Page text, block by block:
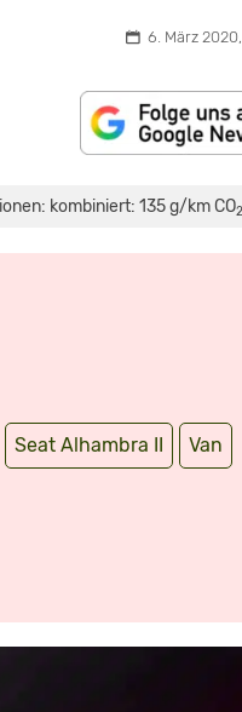
6. März
kombiniert: 135 g/km CO2
Seat Alhambra II Van